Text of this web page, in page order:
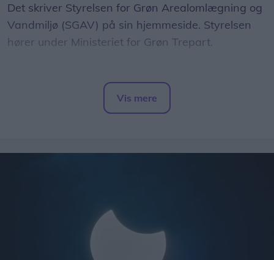
Det skriver Styrelsen for Grøn Arealomlægning og
Vandmiljø (SGAV) på sin hjemmeside. Styrelsen
hører under Ministeriet for Grøn Trepart.
en ulvehvalp og en voksen ulv. Ifølge styrelsen
beskyttede voksenulven sin hvalp ved at vise
- Løberen forsøgte at skræmme ulven væk med
Ifølge styrelsen har eksperter fra Nationalt Center
for Miljø og Energi (DCE) under Aarhus Universitet
Vis mere